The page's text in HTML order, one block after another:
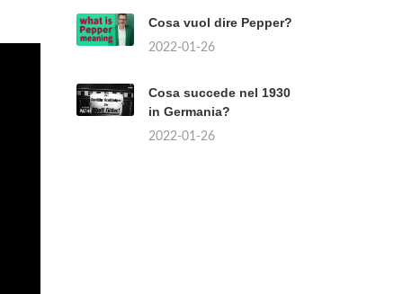
Cosa vuol dire Pepper?
2022-01-26
Cosa succede nel 1930
in Germania?
2022-01-26